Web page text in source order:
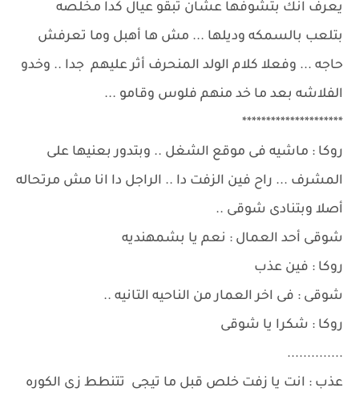
يعرف انك بتشوفها عشان تبقو عيال كدا مخلصه
بتلعب بالسمكه وديلها ... مش ها أهبل وما تعرفش
حاجه ... وفعلا كلام الولد المنحرف أثر عليهم جدا .. وخدو
الفلاشه بعد ما خد منهم فلوس وقامو ...
*********************
روكا : ماشيه فى موقع الشغل .. وبتدور بعنيها على
المشرف ... راح فين الزفت دا .. الراجل دا انا مش مرتحاله
أصلا وبتنادى شوقى ..
شوقى أحد العمال : نعم يا بشمهنديه
روكا : فين عذب
شوقى : فى اخر العمار من الناحيه التانيه ..
روكا : شكرا يا شوقى
..............
عذب : انت يا زفت خلص قبل ما تيجى تتنطط زى الكوره